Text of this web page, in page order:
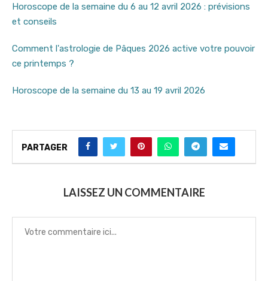
Horoscope de la semaine du 6 au 12 avril 2026 : prévisions
et conseils
Comment l'astrologie de Pâques 2026 active votre pouvoir
ce printemps ?
Horoscope de la semaine du 13 au 19 avril 2026
PARTAGER
LAISSEZ UN COMMENTAIRE